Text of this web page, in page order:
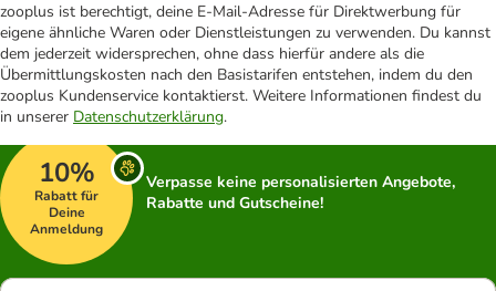
zooplus ist berechtigt, deine E-Mail-Adresse für Direktwerbung für
eigene ähnliche Waren oder Dienstleistungen zu verwenden. Du kannst
dem jederzeit widersprechen, ohne dass hierfür andere als die
Übermittlungskosten nach den Basistarifen entstehen, indem du den
zooplus Kundenservice kontaktierst. Weitere Informationen findest du
in unserer Datenschutzerklärung.
10%
Rabatt für
Deine
Anmeldung
Verpasse keine personalisierten Angebote,
Rabatte und Gutscheine!